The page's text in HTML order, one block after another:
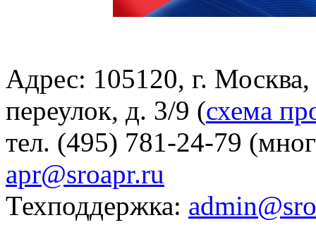
Адрес: 105120, г.
переулок, д. 3/9 (схема
тел. (495) 781-24-79
apr@sroapr.ru
Техподдержка: